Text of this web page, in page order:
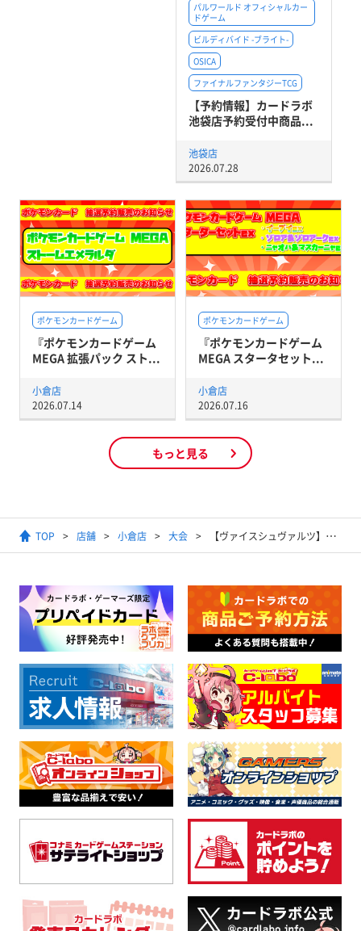
パルワールド オフィシャルカー
ドゲーム
ビルディバイド -ブライト-
OSICA
ファイナルファンタジーTCG
【予約情報】カードラボ
池袋店予約受付中商品...
池袋店
2026.07.28
ポケモンカードゲーム
『ポケモンカードゲーム
MEGA スタータセット...
小倉店
2026.07.16
ポケモンカードゲーム
『ポケモンカードゲーム
MEGA 拡張パック スト...
小倉店
2026.07.14
もっと見る
TOP 店舗 小倉店 大会 【ヴァイスシュヴァルツ】ショップ大会